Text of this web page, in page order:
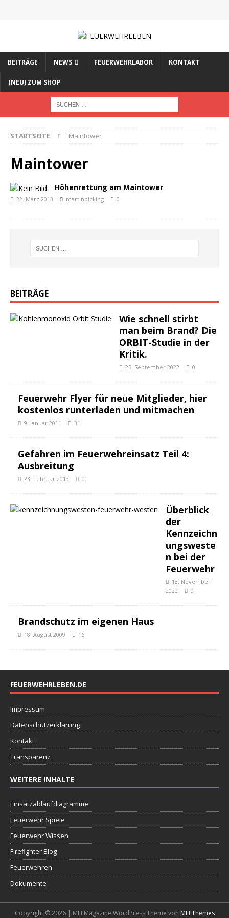
BEITRÄGE NEWS FEUERWEHRLABOR KONTAKT
(NEU) ZUM SHOP
STARTSEITE Maintower
Maintower
Höhenrettung am Maintower
22. März 2013 martinbicking 0
BEITRÄGE
Wie schnell stirbt
man beim Brand? Die
ORBIT-Studie in der
Kritik.
25. September 2022 0
Feuerwehr Flyer für neue Mitglieder, hier
kostenlos runterladen und mitmachen
9. Januar 2011 31
Gefahren im Feuerwehreinsatz Teil 4:
Ausbreitung
23. Februar 2013 0
Überblick
der
Kennzeichn
ungsweste
n bei der
Feuerwehr
13. November
2022
0
Brandschutz im eigenen Haus
18. August 2009 16
FEUERWEHRLEBEN.DE
Impressum
Datenschutzerklärung
Kontakt
Transparenz
WEITERE INHALTE
Einsatzablaufdiagramme
Feuerwehr Spiele
Feuerwehr Wissen
Firefighter Blog
Feuerwehren
Dokumente
Copyright © 2026 | MH Magazine WordPress Theme von MH Themes